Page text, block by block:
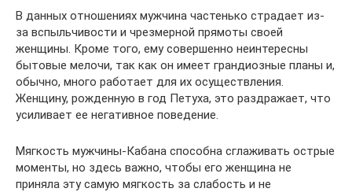
В данных отношениях мужчина частенько страдает из-
за вспыльчивости и чрезмерной прямоты своей
женщины. Кроме того, ему совершенно неинтересны
бытовые мелочи, так как он имеет грандиозные планы и,
обычно, много работает для их осуществления.
Женщину, рожденную в год Петуха, это раздражает, что
усиливает ее негативное поведение.
Мягкость мужчины-Кабана способна сглаживать острые
моменты, но здесь важно, чтобы его женщина не
приняла эту самую мягкость за слабость и не